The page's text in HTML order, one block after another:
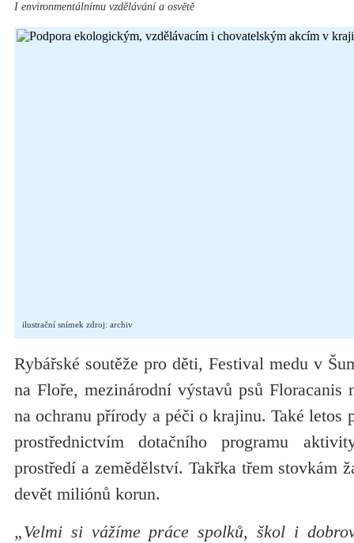
I environmentálnímu vzdělávání a osvětě
ilustrační snímek zdroj: archiv
Rybářské soutěže pro děti, Festival medu v
na Floře, mezinárodní výstavů psů Floracanis
na ochranu přírody a péči o krajinu. Také letos
prostřednictvím dotačního programu
prostředí a zemědělství. Takřka třem stovkám
devět miliónů korun.
„Velmi si vážíme práce spolků, škol i